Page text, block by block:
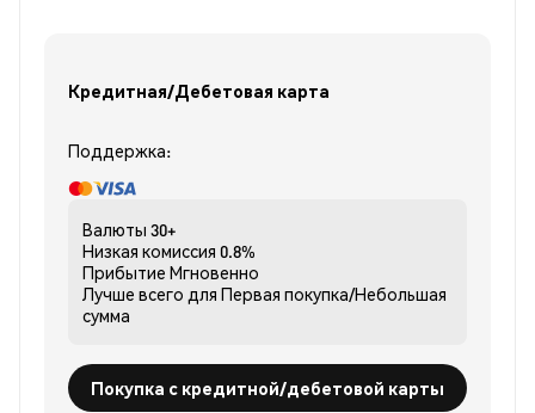
Кредитная/Дебетовая карта
Поддержка:
Валюты 30+
Низкая комиссия 0.8%
Прибытие Мгновенно
Лучше всего для Первая покупка/Небольшая
сумма
Покупка с кредитной/дебетовой карты